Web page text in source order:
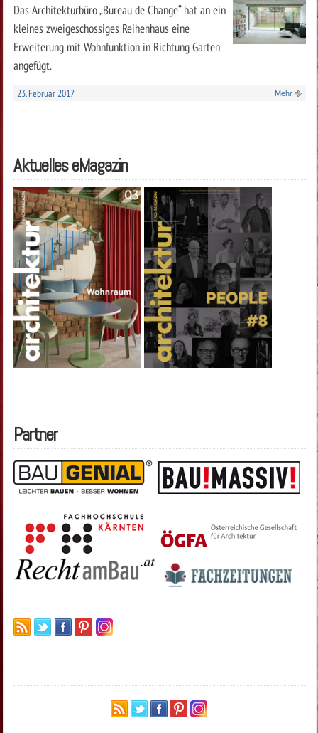
Das Architekturbüro „Bureau de Change“ hat an ein
kleines zweigeschossiges Reihenhaus eine
Erweiterung mit Wohnfunktion in Richtung Garten
angefügt.
23. Februar 2017 Mehr
Aktuelles eMagazin
Partner